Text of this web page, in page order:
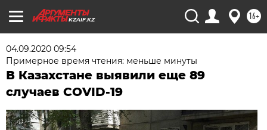
KZAIF.KZ 16+
04.09.2020 09:54
Примерное время чтения: меньше минуты
В Казахстане выявили еще 89
случаев COVID-19